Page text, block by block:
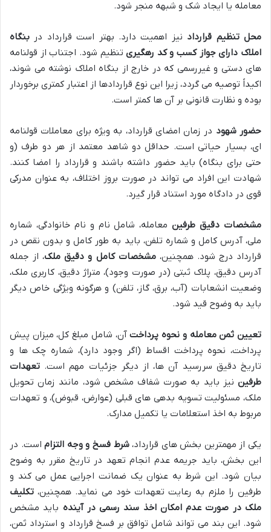
معامله یا ایجاد شک و شبهه منجر شود.
محل تنظیم قرارداد نیز اهمیت دارد. بهتر است قرارداد در بنگاه
املاک دارای جواز کسب و کد رهگیریتنظیم شود. اجتناب از قولنامه
های دستی و غیررسمی که در خارج از بنگاه املاک نوشته می شوند،
اکیداً توصیه می گردد، زیرا این نوع قراردادها از اعتبار کمتری برخوردار
بوده و نظارت قانونی بر آن ها کمتر است.
حضور شهود در زمان امضای قرارداد، به ویژه برای معاملات قولنامه
ای، بسیار حیاتی است. حداقل دو شاهد معتمد از هر دو طرف (و
حتی برای بنگاه) باید حضور داشته باشند و قرارداد را امضا کنند.
شهادت این افراد می تواند در صورت بروز اختلاف، به عنوان مدرکی
قوی در دادگاه مورد استناد قرار گیرد.
مشخصات دقیق طرفینمعامله، شامل نام و نام خانوادگی، شماره
ملی، آدرس کامل و شماره تلفن، باید به طور کامل و بدون نقص در
قرارداد درج شود. همچنین،مشخصات کامل و دقیق ملک، از جمله
آدرس دقیق، پلاک ثبتی (در صورت وجود)، متراژ دقیق، کاربری ملک،
وضعیت انشعابات (آب، برق، گاز، تلفن) و هرگونه ویژگی خاص دیگر
باید به وضوح قید شود.
تعیین ثمن معامله و نحوه پرداختآن، شامل مبلغ کل، میزان پیش
پرداخت، نحوه پرداخت اقساط (اگر وجود دارد)، شماره چک ها و
تاریخ دقیق سررسید آن ها، از دیگر جزئیات مهم است. تعهدات
طرفین نیز باید به صورت شفاف مشخص شود، مانند زمان تحویل
ملک، مسئولیت تسویه بدهی های قبلی (عوارض، قبوض)، و تعهدات
مربوط به اخذ استعلامات یا تکمیل مدارک.
یکی از مهمترین بخش های قرارداد،شرط فسخ و وجه التزاماست. در
این بخش، باید جریمه عدم انجام تعهد در تاریخ مقرر به وضوح
بیان شود. این شرط به عنوان یک ضمانت اجرایی عمل می کند و
طرفین را ملزم به رعایت تعهدات خود می نماید. همچنین، تکلیف
ملک در صورت عدم امکان اخذ سند رسمی در آینده باید مشخص
شود. این بند می تواند شامل توافق بر فسخ قرارداد و استرداد ثمن،